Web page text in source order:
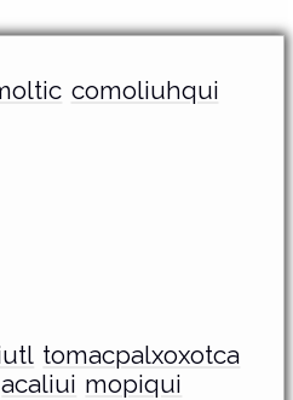
comoliuhqui
tomacpalxoxotca
acaliui mopiqui